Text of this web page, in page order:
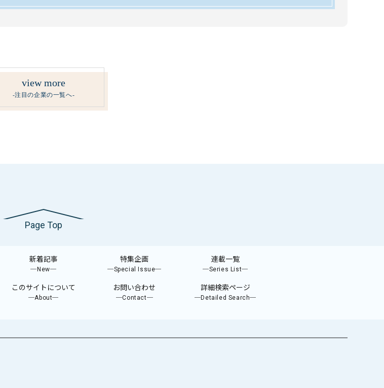
view more
-注目の企業の一覧へ-
Page Top
新着記事
─New─
特集企画
─Special Issue─
連載一覧
─Series List─
このサイトについて
─About─
お問い合わせ
─Contact─
詳細検索ページ
─Detailed Search─